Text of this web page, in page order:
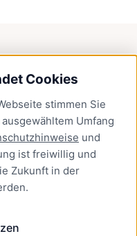
Cookies
stimmen Sie
Umfang
und
ist freiwillig und
Zukunft in der